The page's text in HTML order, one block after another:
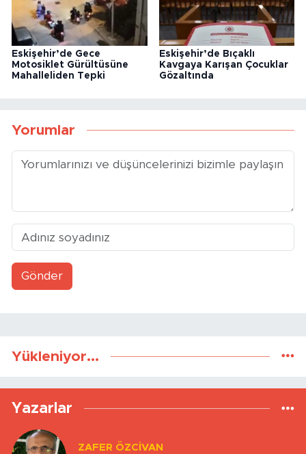
Eskişehir’de Gece
Motosiklet Gürültüsüne
Mahalleliden Tepki
Eskişehir’de Bıçaklı
Kavgaya Karışan Çocuklar
Gözaltında
Yorumlar
Gönder
Yükleniyor...
Yazarlar
ZAFER ÖZCIVAN